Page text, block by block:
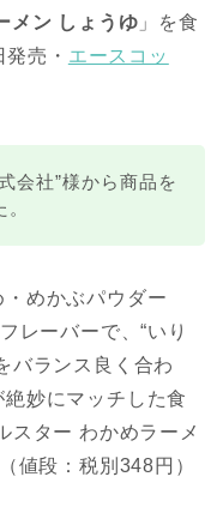
メン しょうゆ 」を食
売・ エースコッ
会社”様から商品を
めかぶパウダー
レーバーで、“いり
バランス良く合わ
妙にマッチした食
スター わかめラーメ
値段：税別348円）